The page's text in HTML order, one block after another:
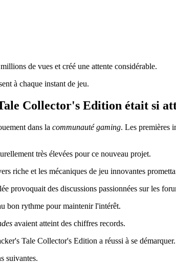
de vues et créé une attente considérable.
à chaque instant de jeu.
Collector's Edition était si
dans la communauté gaming. Les premières
très élevées pour ce nouveau projet.
riche et les mécaniques de jeu innovantes
provoquait des discussions passionnées sur les
bon rythme pour maintenir l'intérêt.
avaient atteint des chiffres records.
Tale Collector's Edition a réussi à se démarquer.
suivantes.